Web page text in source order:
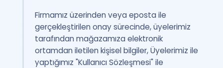
Firmamız üzerinden veya eposta ile
gerçekleştirilen onay sürecinde, üyelerimiz
tarafından mağazamıza elektronik
ortamdan iletilen kişisel bilgiler, Üyelerimiz ile
yaptığımız "Kullanıcı Sözleşmesi" ile